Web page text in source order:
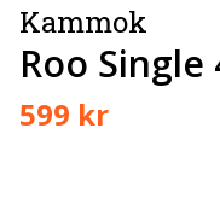
Kammok
Roo
599 kr